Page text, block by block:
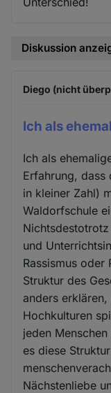
Diskussion
Diego (nicht
Ich als
Ich als
Erfahrung, dass
in kleiner Zahl)
Waldorfschule
und
Rassismus oder
Struktur des
anders
Hochkulturen
jeden
es diese
Nächstenliebe